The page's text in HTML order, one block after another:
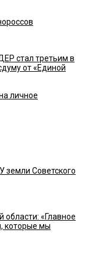
стал третьим в
от «Единой
личное
земли Советского
«Главное
которые мы